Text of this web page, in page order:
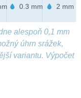
0.3 mm 2 mm
alespoň 0,1 mm
úhrn srážek,
variantu. Výpočet